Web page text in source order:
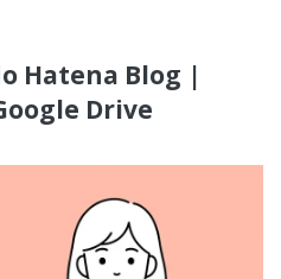
Hatena Blog |
Drive